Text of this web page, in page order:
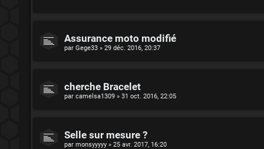
Assurance moto modifié
par Gege33 » 29 déc. 2016, 20:37
cherche Bracelet
par camelsa1309 » 31 oct. 2016, 22:05
Selle sur mesure ?
par monsyyyyy » 25 avr. 2017, 16:20